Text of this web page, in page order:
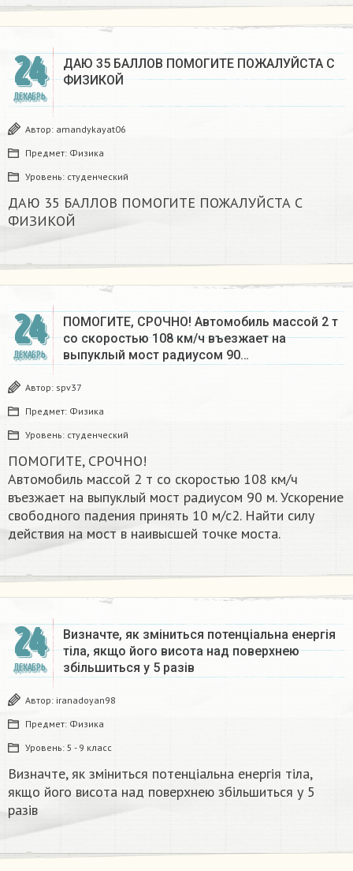
24
ДЕКАБРЬ
ДАЮ 35 БАЛЛОВ ПОМОГИТЕ ПОЖАЛУЙСТА С
ФИЗИКОЙ
Автор: amandykayat06
Предмет: Физика
Уровень: студенческий
ДАЮ 35 БАЛЛОВ ПОМОГИТЕ ПОЖАЛУЙСТА С
ФИЗИКОЙ
24
ДЕКАБРЬ
ПОМОГИТЕ, СРОЧНО! Автомобиль массой 2 т
со скоростью 108 км/ч въезжает на
выпуклый мост радиусом 90…
Автор: spv37
Предмет: Физика
Уровень: студенческий
ПОМОГИТЕ, СРОЧНО!
Автомобиль массой 2 т со скоростью 108 км/ч
въезжает на выпуклый мост радиусом 90 м. Ускорение
свободного падения принять 10 м/с2. Найти силу
действия на мост в наивысшей точке моста.
24
ДЕКАБРЬ
Визначте, як зміниться потенціальна енергія
тіла, якщо його висота над поверхнею
збільшиться у 5 разів
Автор: iranadoyan98
Предмет: Физика
Уровень: 5 - 9 класс
Визначте, як зміниться потенціальна енергія тіла,
якщо його висота над поверхнею збільшиться у 5
разів